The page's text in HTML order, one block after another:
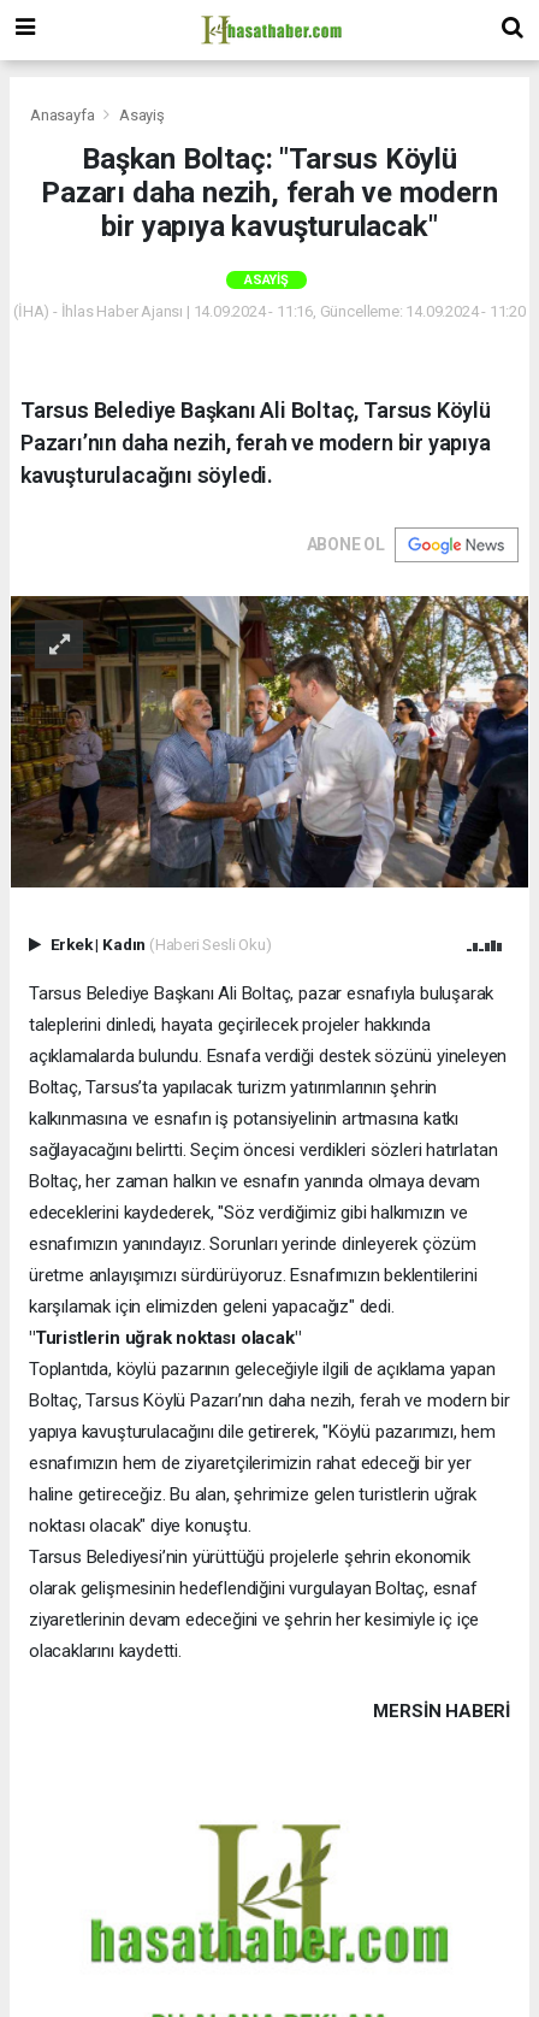
Anasayfa Asayiş
Başkan Boltaç: "Tarsus Köylü
Pazarı daha nezih, ferah ve modern
bir yapıya kavuşturulacak"
ASAYIŞ
(İHA) - İhlas Haber Ajansı | 14.09.2024 - 11:16, Güncelleme: 14.09.2024 - 11:20
Tarsus Belediye Başkanı Ali Boltaç, Tarsus Köylü
Pazarı’nın daha nezih, ferah ve modern bir yapıya
kavuşturulacağını söyledi.
ABONE OL
Erkek| Kadın (Haberi Sesli Oku)
Tarsus Belediye Başkanı Ali Boltaç, pazar esnafıyla buluşarak
taleplerini dinledi, hayata geçirilecek projeler hakkında
açıklamalarda bulundu. Esnafa verdiği destek sözünü yineleyen
Boltaç, Tarsus’ta yapılacak turizm yatırımlarının şehrin
kalkınmasına ve esnafın iş potansiyelinin artmasına katkı
sağlayacağını belirtti. Seçim öncesi verdikleri sözleri hatırlatan
Boltaç, her zaman halkın ve esnafın yanında olmaya devam
edeceklerini kaydederek, "Söz verdiğimiz gibi halkımızın ve
esnafımızın yanındayız. Sorunları yerinde dinleyerek çözüm
üretme anlayışımızı sürdürüyoruz. Esnafımızın beklentilerini
karşılamak için elimizden geleni yapacağız" dedi.
"Turistlerin uğrak noktası olacak"
Toplantıda, köylü pazarının geleceğiyle ilgili de açıklama yapan
Boltaç, Tarsus Köylü Pazarı’nın daha nezih, ferah ve modern bir
yapıya kavuşturulacağını dile getirerek, "Köylü pazarımızı, hem
esnafımızın hem de ziyaretçilerimizin rahat edeceği bir yer
haline getireceğiz. Bu alan, şehrimize gelen turistlerin uğrak
noktası olacak" diye konuştu.
Tarsus Belediyesi’nin yürüttüğü projelerle şehrin ekonomik
olarak gelişmesinin hedeflendiğini vurgulayan Boltaç, esnaf
ziyaretlerinin devam edeceğini ve şehrin her kesimiyle iç içe
olacaklarını kaydetti.
MERSIN HABERİ